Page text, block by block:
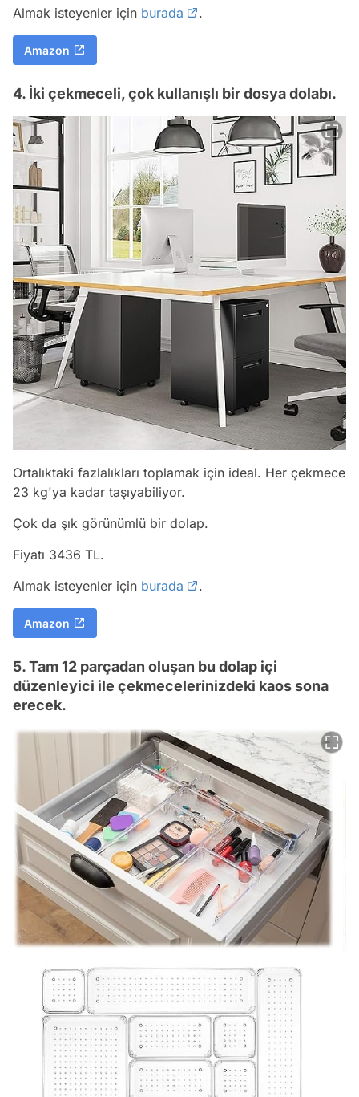
Almak isteyenler için burada .
Amazon
4. İki çekmeceli, çok kullanışlı bir dosya dolabı.
Ortalıktaki fazlalıkları toplamak için ideal. Her çekmece
23 kg'ya kadar taşıyabiliyor.
Çok da şık görünümlü bir dolap.
Fiyatı 3436 TL.
Almak isteyenler için burada .
Amazon
5. Tam 12 parçadan oluşan bu dolap içi
düzenleyici ile çekmecelerinizdeki kaos sona
erecek.